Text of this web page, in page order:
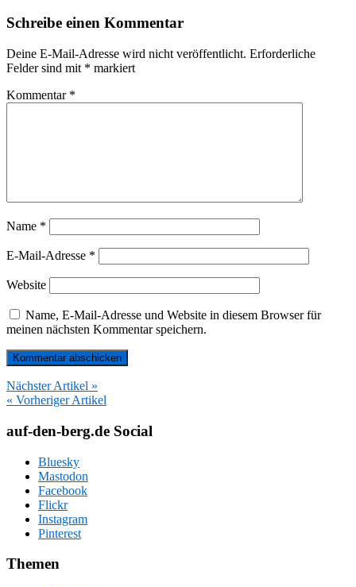
Schreibe einen Kommentar
Deine E-Mail-Adresse wird nicht veröffentlicht. Erforderliche
Felder sind mit * markiert
Kommentar *
Name *
E-Mail-Adresse *
Website
Name, E-Mail-Adresse und Website in diesem Browser für
meinen nächsten Kommentar speichern.
Nächster Artikel »
« Vorheriger Artikel
auf-den-berg.de Social
Bluesky
Mastodon
Facebook
Flickr
Instagram
Pinterest
Themen